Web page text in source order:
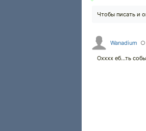
Чтобы писать и
Wanadium ○
Охххх еб...ть